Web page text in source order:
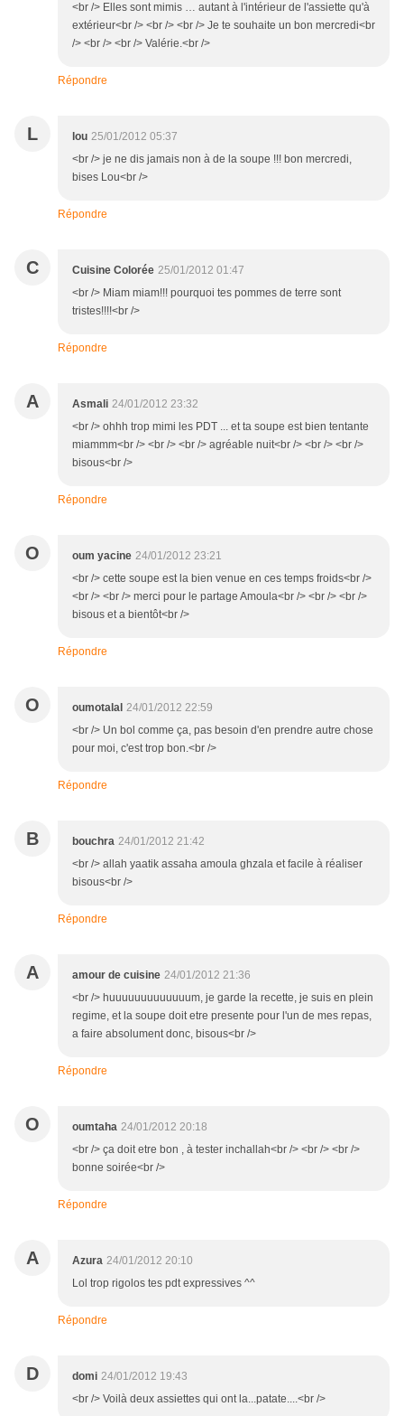
<br /> Elles sont mimis … autant à l'intérieur de l'assiette qu'à
extérieur<br /> <br /> <br /> Je te souhaite un bon mercredi<br
/> <br /> <br /> Valérie.<br />
Répondre
L lou 25/01/2012 05:37
<br /> je ne dis jamais non à de la soupe !!! bon mercredi,
bises Lou<br />
Répondre
C Cuisine Colorée 25/01/2012 01:47
<br /> Miam miam!!! pourquoi tes pommes de terre sont
tristes!!!!<br />
Répondre
A Asmali 24/01/2012 23:32
<br /> ohhh trop mimi les PDT ... et ta soupe est bien tentante
miammm<br /> <br /> <br /> agréable nuit<br /> <br /> <br />
bisous<br />
Répondre
O oum yacine 24/01/2012 23:21
<br /> cette soupe est la bien venue en ces temps froids<br />
<br /> <br /> merci pour le partage Amoula<br /> <br /> <br />
bisous et a bientôt<br />
Répondre
O oumotalal 24/01/2012 22:59
<br /> Un bol comme ça, pas besoin d'en prendre autre chose
pour moi, c'est trop bon.<br />
Répondre
B bouchra 24/01/2012 21:42
<br /> allah yaatik assaha amoula ghzala et facile à réaliser
bisous<br />
Répondre
A amour de cuisine 24/01/2012 21:36
<br /> huuuuuuuuuuuuum, je garde la recette, je suis en plein
regime, et la soupe doit etre presente pour l'un de mes repas,
a faire absolument donc, bisous<br />
Répondre
O oumtaha 24/01/2012 20:18
<br /> ça doit etre bon , à tester inchallah<br /> <br /> <br />
bonne soirée<br />
Répondre
A Azura 24/01/2012 20:10
Lol trop rigolos tes pdt expressives ^^
Répondre
D domi 24/01/2012 19:43
<br /> Voilà deux assiettes qui ont la...patate....<br />